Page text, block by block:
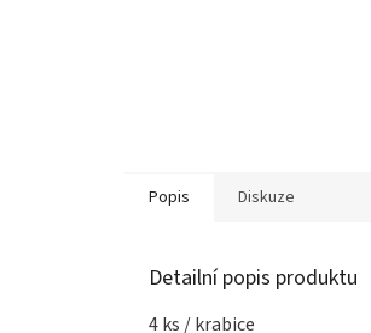
Popis Diskuze
Detailní popis produktu
4 ks / krabice